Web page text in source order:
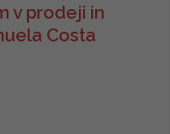
v prodeji in
Costa